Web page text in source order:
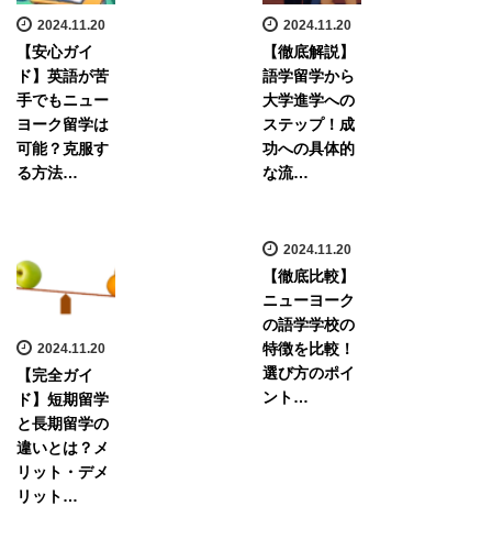
2024.11.20
【安心ガイ
ド】英語が苦
手でもニュー
ヨーク留学は
可能？克服す
る方法…
2024.11.20
【徹底解説】
語学留学から
大学進学への
ステップ！成
功への具体的
な流…
2024.11.20
【完全ガイ
ド】短期留学
と長期留学の
違いとは？メ
リット・デメ
リット…
2024.11.20
【徹底比較】
ニューヨーク
の語学学校の
特徴を比較！
選び方のポイ
ント…